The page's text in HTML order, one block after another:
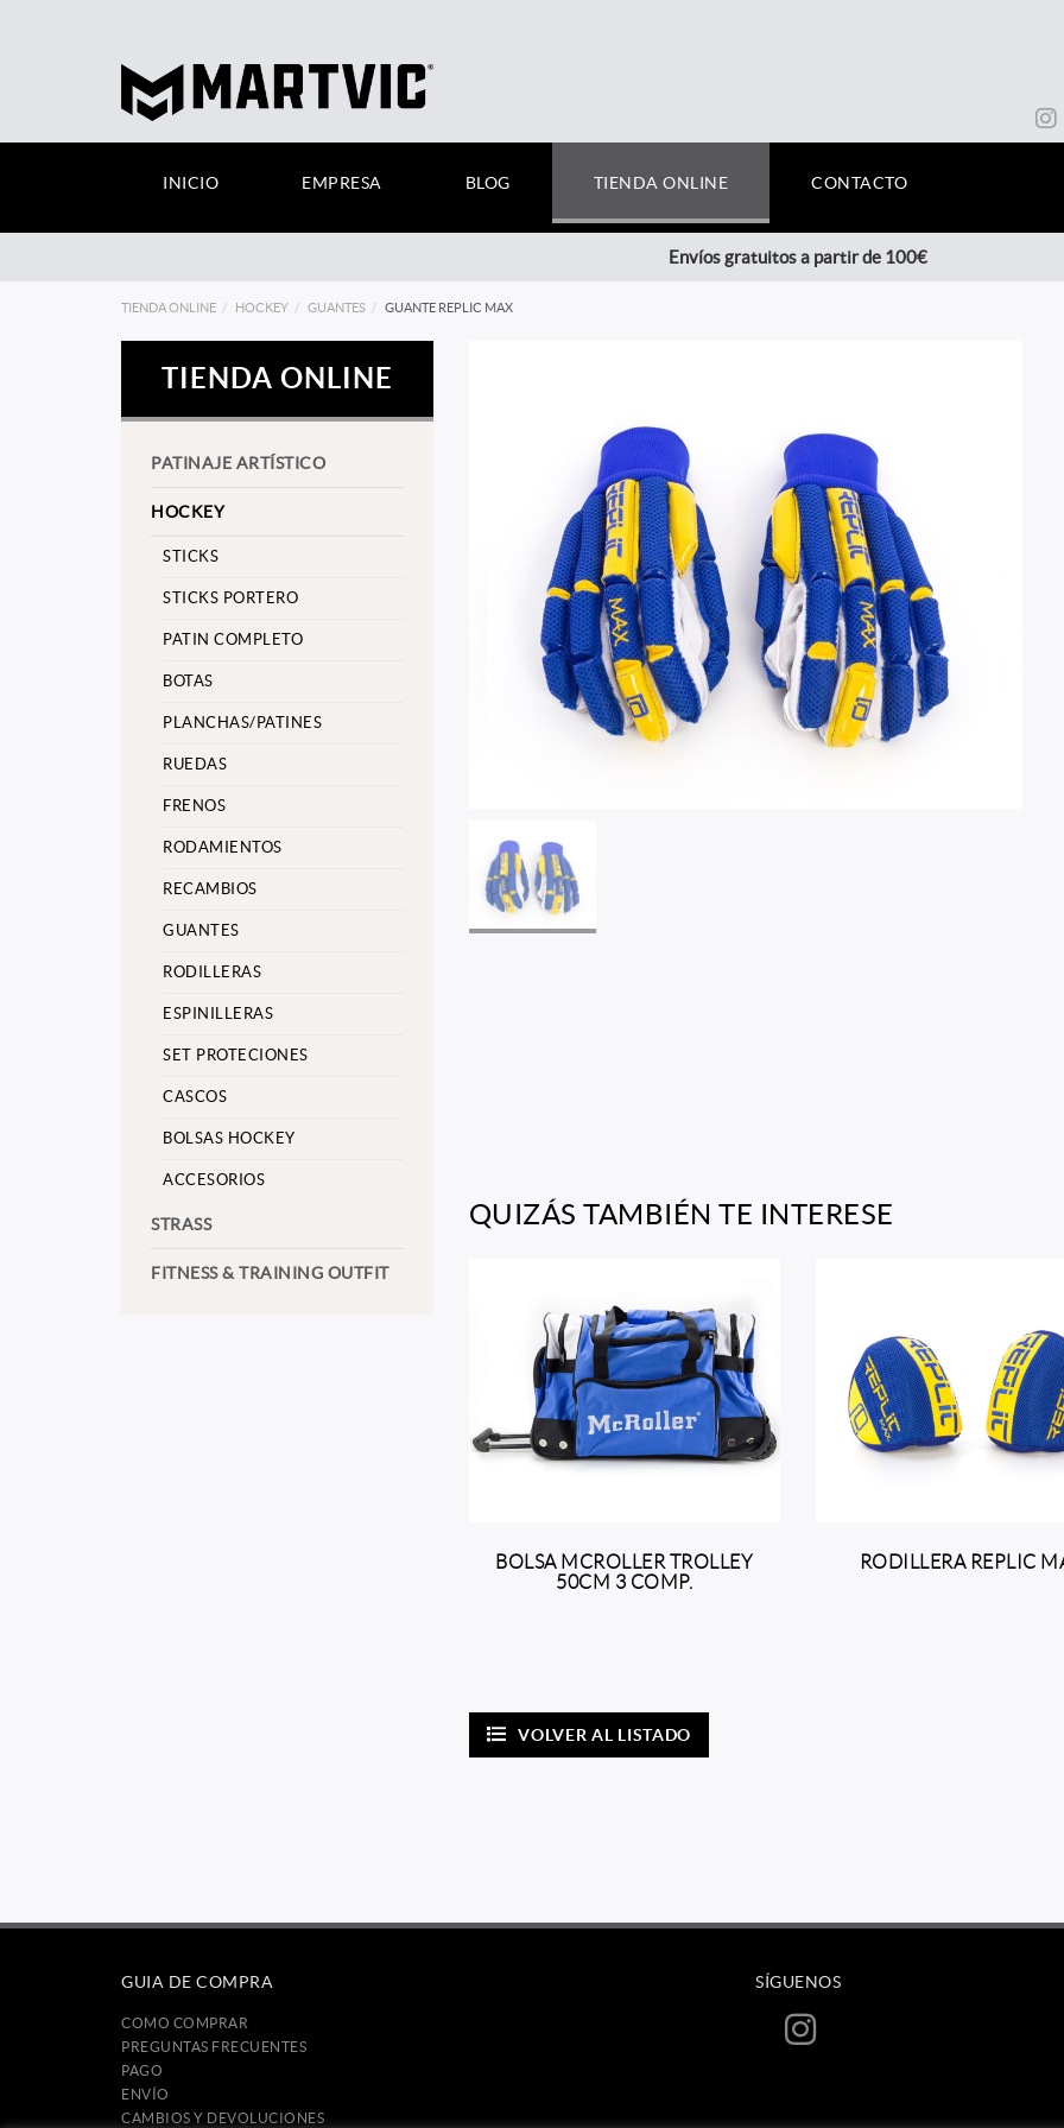
INICIO EMPRESA BLOG TIENDA ONLINE CONTACTO
Envíos gratuitos a partir de 100€
TIENDA ONLINE HOCKEY GUANTES GUANTE REPLIC MAX
TIENDA ONLINE
PATINAJE ARTÍSTICO
HOCKEY
STICKS
STICKS PORTERO
PATIN COMPLETO
BOTAS
PLANCHAS/PATINES
RUEDAS
FRENOS
RODAMIENTOS
RECAMBIOS
GUANTES
RODILLERAS
ESPINILLERAS
SET PROTECIONES
CASCOS
BOLSAS HOCKEY
ACCESORIOS
STRASS
FITNESS & TRAINING OUTFIT
QUIZÁS TAMBIÉN TE INTERESE
BOLSA MCROLLER TROLLEY
50CM 3 COMP.
RODILLERA REPLIC
VOLVER AL LISTADO
GUIA DE COMPRA
COMO COMPRAR
PREGUNTAS FRECUENTES
PAGO
ENVÍO
CAMBIOS Y DEVOLUCIONES
SÍGUENOS